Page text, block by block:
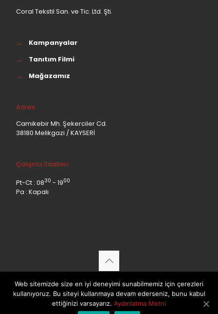
Coral Tekstil San. ve Tic. Ltd. Şti.
→
Kampanyalar
→
Tanıtım Filmi
→
Mağazamız
Adres
Camikebir Mh. Şekerciler Cd.
38180 Melikgazi / KAYSERİ
Çalışma Saatleri
Pt-Ct : 0830 - 1900
Pa : Kapalı
Copyright © 2019. Coral Life Çeyiz ve Ev Tekstili Mağazası.
Panorama Kayseri
Web sitemizde size en iyi deneyimi sunabilmemiz için çerezleri
kullanıyoruz. Bu siteyi kullanmaya devam ederseniz, bunu kabul
ettiğinizi varsayarız. Aydınlatma Metni